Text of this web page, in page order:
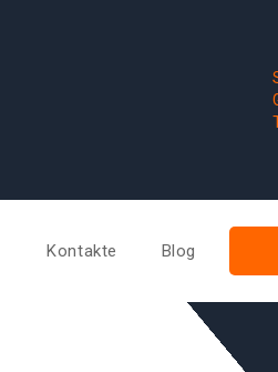
Kontakte Blog